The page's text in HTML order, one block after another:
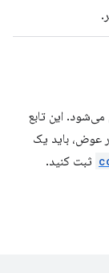
می‌شود. این تابع
عوض، باید یک
ثبت کنید.